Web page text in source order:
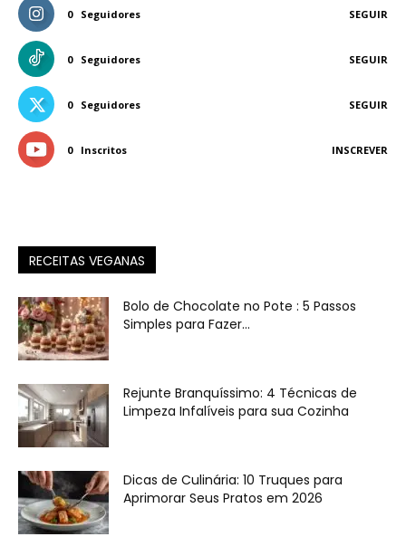
0 Seguidores SEGUIR
0 Seguidores SEGUIR
0 Seguidores SEGUIR
0 Inscritos INSCREVER
RECEITAS VEGANAS
Bolo de Chocolate no Pote : 5 Passos
Simples para Fazer...
Rejunte Branquíssimo: 4 Técnicas de
Limpeza Infalíveis para sua Cozinha
Dicas de Culinária: 10 Truques para
Aprimorar Seus Pratos em 2026